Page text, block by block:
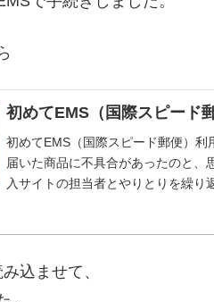
初めてEMS（国際スピード
初めてEMS（国際スピード郵便）利
届いた商品に不具合があったのと、
入サイトの担当者とやりとりを繰り
込ませて、